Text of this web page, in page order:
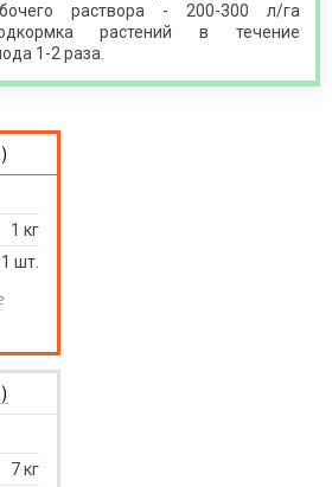
раствора - 200-300 л/га
растений в течение
1-2 раза.
1 кг
1 шт.
7кг